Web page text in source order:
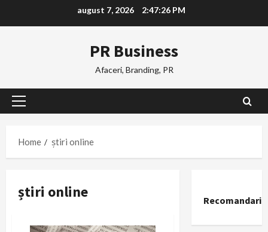
august 7, 2026 2:47:26 PM
PR Business
Afaceri, Branding, PR
Primary
Home
știri online
știri online Recomandari